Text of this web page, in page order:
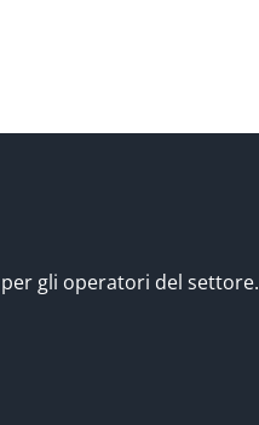
gli operatori del settore.